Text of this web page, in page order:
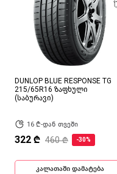
DUNLOP BLUE RESPONSE TG
215/65R16 ზაფხული
(საბურავი)
16 ₾-დან თვეში
322 ₾ 460 ₾ -30%
კალათაში დამატება